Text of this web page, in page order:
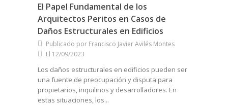
El Papel Fundamental de los
Arquitectos Peritos en Casos de
Daños Estructurales en Edificios
Publicado por Francisco Javier Avilés Montes
El 12/09/2023
Los daños estructurales en edificios pueden ser
una fuente de preocupación y disputa para
propietarios, inquilinos y desarrolladores. En
estas situaciones, los...